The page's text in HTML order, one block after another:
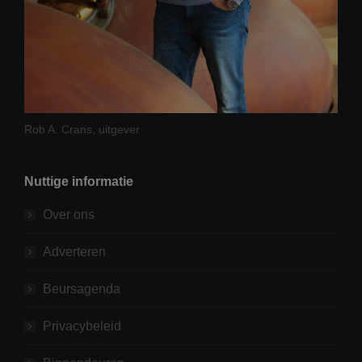
Rob A. Crans, uitgever
Nuttige informatie
Over ons
Adverteren
Beursagenda
Privacybeleid